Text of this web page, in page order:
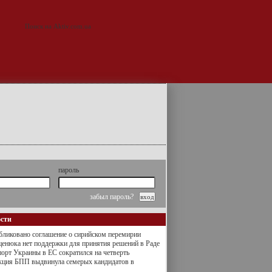
пароль
забыл пароль?
соглашение о сирийском перемирии
нет поддержки для принятия решений в Раде
Украины в ЕС сократился на четверть
БПП выдвинула семерых кандидатов в